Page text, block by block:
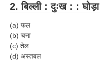
RRB EXAM : MATHS
RRB Current Affairs PDF
2. बिल्ली :दुःख : :घोड़ा
(a) फल
(b) चना
(c) तेल
(d) अस्तबल